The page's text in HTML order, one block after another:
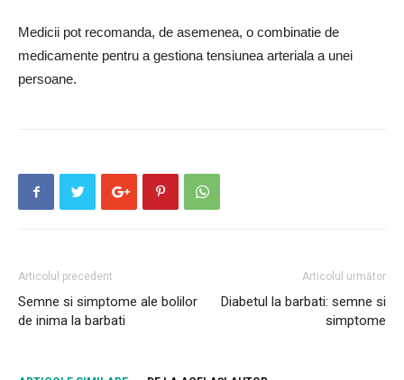
Medicii pot recomanda, de asemenea, o combinatie de
medicamente pentru a gestiona tensiunea arteriala a unei
persoane.
Articolul precedent
Semne si simptome ale bolilor
de inima la barbati
Articolul următor
Diabetul la barbati: semne si
simptome